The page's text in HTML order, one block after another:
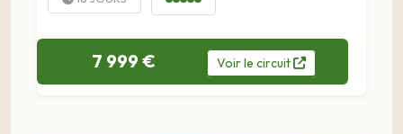
7 999 € Voirle circuit